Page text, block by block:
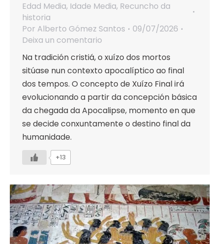
Edad Media, Idade Media, Recuncho da
historia
Por Alberto Gómez Santos
09/07/2026
Deixa un comentario
Na tradición cristiá, o xuízo dos mortos
sitúase nun contexto apocalíptico ao final
dos tempos. O concepto de Xuízo Final irá
evolucionando a partir da concepción básica
da chegada da Apocalipse, momento en que
se decide conxuntamente o destino final da
humanidade.
+13